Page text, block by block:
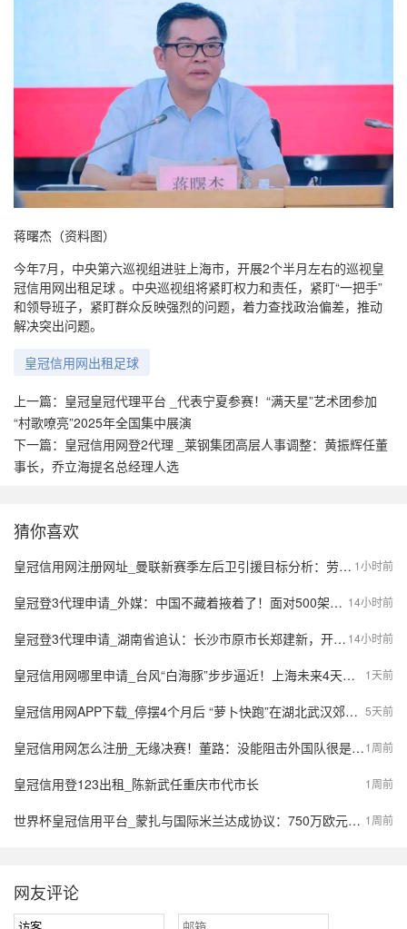
蒋曙杰（资料图）
今年7月，中央第六巡视组进驻上海市，开展2个半月左右的巡视皇
冠信用网出租足球 。中央巡视组将紧盯权力和责任，紧盯“一把手”
和领导班子，紧盯群众反映强烈的问题，着力查找政治偏差，推动
解决突出问题。
皇冠信用网出租足球
上一篇： 皇冠皇冠代理平台 _代表宁夏参赛！“满天星”艺术团参加
“村歌嘹亮”2025年全国集中展演
下一篇： 皇冠信用网登2代理 _莱钢集团高层人事调整：黄振辉任董
事长，乔立海提名总经理人选
猜你喜欢
1小时前
皇冠信用网注册网址_曼联新赛季左后卫引援目标分析：劳姆、霍尔与胡安·米兰达的竞争之战
14小时前
皇冠登3代理申请_外媒：中国不藏着掖着了！面对500架歼20，望美飞行员各个是王牌
14小时前
皇冠登3代理申请_湖南省追认：长沙市原市长郑建新，开除党籍；曾因重大事故失职失责被免去市长职务；曾任湖南省财政厅厅长等
1天前
皇冠信用网哪里申请_台风“白海豚”步步逼近！上海未来4天风长雨强，或有龙卷风出现
5天前
皇冠信用网APP下载_停摆4个月后 “萝卜快跑”在湖北武汉郊区重新接单，多名本地用户发帖称重新叫到车
1周前
皇冠信用网怎么注册_无缘决赛！董路：没能阻击外国队很是自责，孩子们尽力了责任在我
1周前
皇冠信用登123出租_陈新武任重庆市代市长
1周前
世界杯皇冠信用平台_蒙扎与国际米兰达成协议：750万欧元签下阿金桑米罗，10%二转分成成亮点
网友评论